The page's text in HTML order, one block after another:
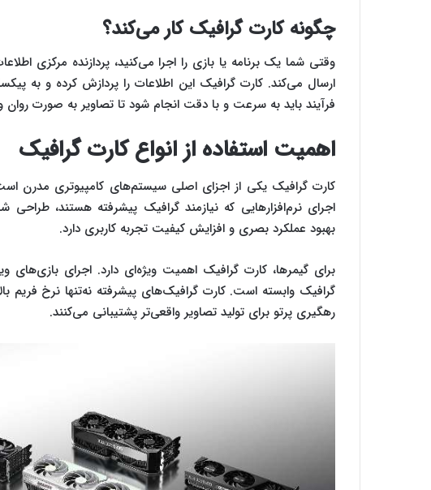
چگونه کارت گرافیک کار می‌کند؟
وقتی شما یک برنامه یا بازی را اجرا می‌کنید، پردازنده مرکزی
ارسال می‌کند. کارت گرافیک این اطلاعات را پردازش کرده و به
فرآیند باید به سرعت و با دقت انجام شود تا تصاویر به صورت روان
اهمیت استفاده از انواع کارت گرافیک
کارت گرافیک یکی از اجزای اصلی سیستم‌های کامپیوتری مدرن
اجرای نرم‌افزارهایی که نیازمند گرافیک پیشرفته هستند،
بهبود عملکرد بصری و افزایش کیفیت تجربه کاربری دارد.
برای گیمرها، کارت گرافیک اهمیت ویژه‌ای دارد. اجرای بازی‌های
گرافیک وابسته است. کارت گرافیک‌های پیشرفته نه‌تنها نرخ فریم
رهگیری پرتو برای تولید تصاویر واقعی‌تر پشتیبانی می‌کنند.